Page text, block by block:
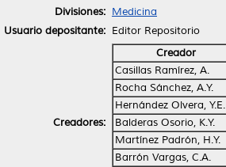
Divisiones: Medicina
Usuario depositante: Editor Repositorio
Creadores:
Creador
Casillas Ramírez, A.
Rocha Sánchez, A.Y.
Hernández Olvera, Y.E.
Balderas Osorio, K.Y.
Martínez Padrón, H.Y.
Barrón Vargas, C.A.